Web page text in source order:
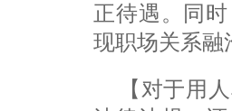
正待遇。同
现职场关系融
【对于用